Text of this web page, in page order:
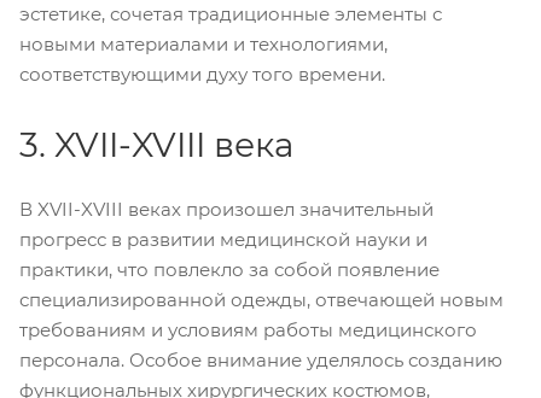
эстетике, сочетая традиционные элементы с
новыми материалами и технологиями,
соответствующими духу того времени.
3. XVII-XVIII века
В XVII-XVIII веках произошел значительный
прогресс в развитии медицинской науки и
практики, что повлекло за собой появление
специализированной одежды, отвечающей новым
требованиям и условиям работы медицинского
персонала. Особое внимание уделялось созданию
функциональных хирургических костюмов,